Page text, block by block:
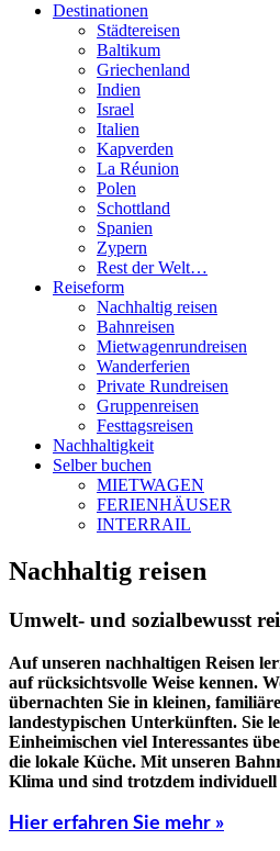
Destinationen
Städtereisen
Baltikum
Griechenland
Indien
Israel
Italien
Kapverden
La Réunion
Polen
Schottland
Spanien
Zypern
Rest der Welt…
Reiseform
Nachhaltig reisen
Bahnreisen
Mietwagenrundreisen
Wanderferien
Private Rundreisen
Gruppenreisen
Festtagsreisen
Nachhaltigkeit
Selber buchen
MIETWAGEN
FERIENHÄUSER
INTERRAIL
Nachhaltig reisen
Umwelt- und sozialbewusst
Auf unseren nachhaltigen Reisen
auf rücksichtsvolle Weise kennen.
übernachten Sie in kleinen,
landestypischen Unterkünften. Sie
Einheimischen viel Interessantes
die lokale Küche. Mit unseren
Klima und sind trotzdem individuell
Hier erfahren Sie mehr »